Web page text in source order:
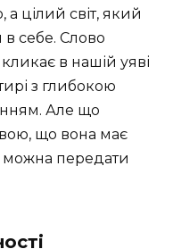
цілий світ, який
в себе. Слово
в нашій уяві
з глибокою
Але що
що вона має
можна передати